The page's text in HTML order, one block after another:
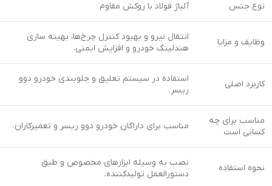
نوع جنس آلیاژ فولاد با روکش مقاوم
وظایف و مزایا
انتقال نیرو و بهبود کنترل چرخ‌ها، بهینه سازی
هندلینگ خودرو و افزایش ایمنی.
کاربرد اصلی
استفاده در سیستم تعلیق و جلوبندی خودرو دوو
ریسر.
مناسب برای چه
کسانی است
مناسب برای داراگان خودرو دوو ریسر و تعمیرکاران.
نحوه استفاده
نصب به وسیله ابزارهای مخصوص و طبق
دستورالعمل تولیدکننده.